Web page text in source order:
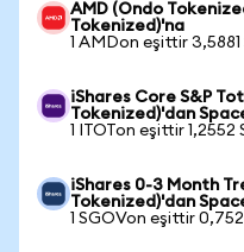
AMD (Ondo
Tokenized)'na
1 AMDon eşittir 3,5881
iShares Core S&P
Tokenized)'dan
1 ITOTon eşittir 1,2552
iShares 0-3 Month
Tokenized)'dan
1 SGOVon eşittir